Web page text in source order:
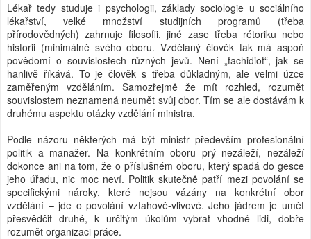
Lékař tedy studuje i psychologii, základy sociologie u sociálního
lékařství, velké množství studijních programů (třeba
přírodovědných) zahrnuje filosofii, jiné zase třeba rétoriku nebo
historii (minimálně svého oboru. Vzdělaný člověk tak má aspoň
povědomí o souvislostech různých jevů. Není „fachidiot“, jak se
hanlivě říkává. To je člověk s třeba důkladným, ale velmi úzce
zaměřeným vzděláním. Samozřejmě že mít rozhled, rozumět
souvislostem neznamená neumět svůj obor. Tím se ale dostávám k
druhému aspektu otázky vzdělání ministra.
Podle názoru některých má být ministr především profesionální
politik a manažer. Na konkrétním oboru prý nezáleží, nezáleží
dokonce ani na tom, že o příslušném oboru, který spadá do gesce
jeho úřadu, nic moc neví. Politik skutečně patří mezi povolání se
specifickými nároky, které nejsou vázány na konkrétní obor
vzdělání – jde o povolání vztahově-vlivové. Jeho jádrem je umět
přesvědčit druhé, k určitým úkolům vybrat vhodné lidi, dobře
rozumět organizaci práce.